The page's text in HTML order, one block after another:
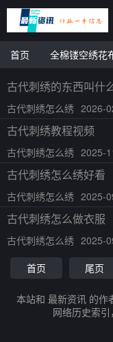
首页 全棉镂空绣花
古代刺绣的东西叫什
古代刺绣怎么绣 2026-
古代刺绣教程视频
古代刺绣怎么绣 2025-
古代刺绣怎么绣好看
古代刺绣怎么绣 2025-
古代刺绣怎么做衣服
古代刺绣怎么绣 2025-
首页
尾页
本站和 最新资讯 的作
网络历史索引